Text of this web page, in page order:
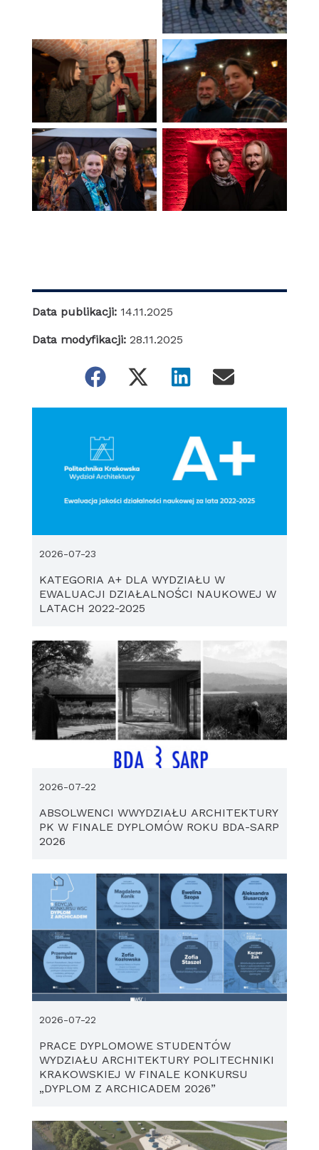
Brak podpisu Brak podpisu
Brak podpisu Brak podpisu
Data publikacji: 14.11.2025
Data modyfikacji: 28.11.2025
KATEGORIA A+ DLA WYDZIAŁU W
EWALUACJI DZIAŁALNOŚCI NAUKOWEJ W
LATACH 2022-2025
2026-07-23
ABSOLWENCI WWYDZIAŁU ARCHITEKTURY
PK W FINALE DYPLOMÓW ROKU BDA-SARP
2026
2026-07-22
PRACE DYPLOMOWE STUDENTÓW
WYDZIAŁU ARCHITEKTURY POLITECHNIKI
KRAKOWSKIEJ W FINALE KONKURSU
„DYPLOM Z ARCHICADEM 2026”
2026-07-22